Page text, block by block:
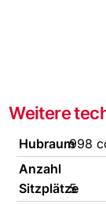
Weitere
Hubraum998
Anzahl
Sitzplätze
5